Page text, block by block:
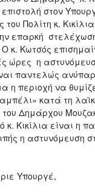
στον
Πολίτη κ. Κικίλια
επαρκή
κ. Κωτσός
ώρες η
παντελώς
η περιοχή να
κατά τη
του Δημάρχου
κ. Κικίλια είναι η
η αστυνόμευση
Υπουργέ,